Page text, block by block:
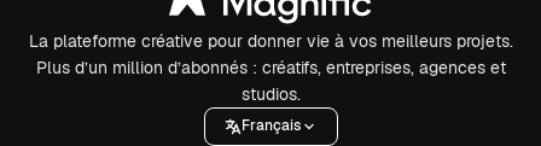
La plateforme créative pour donner vie à vos meilleurs projets.
Plus d’un million d’abonnés : créatifs, entreprises, agences et
studios.
Français